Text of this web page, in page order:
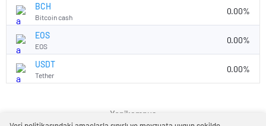
BCH
Bitcoin cash
0.00%
EOS
EOS
0.00%
USDT
Tether
0.00%
Yenikampus